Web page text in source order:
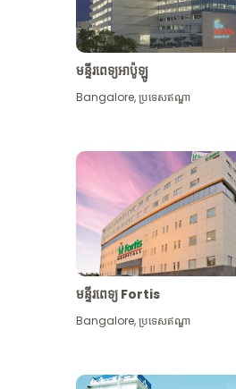
មើល​ច្រើន​ទៀត
មន្ទីរពេទ្យអាប៉ូឡូ
Bangalore,ប្រទេសឥណ្ឌា
មន្ទីរពេទ្យ Fortis
Bangalore,ប្រទេសឥណ្ឌា